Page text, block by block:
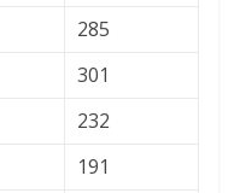
285
301
232
191